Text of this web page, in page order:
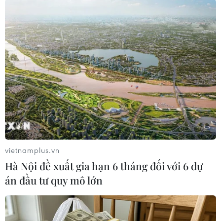
#QR code #tên đường
#quét mã
#điện thoại thông minh
#tiểu sử Tp. Hồ Chí Minh
Theo dõi VietnamPlus
TIN LIÊN QUAN
vietnamplus.vn
Hà Nội đề xuất gia hạn 6 tháng đối với 6 dự
án đầu tư quy mô lớn